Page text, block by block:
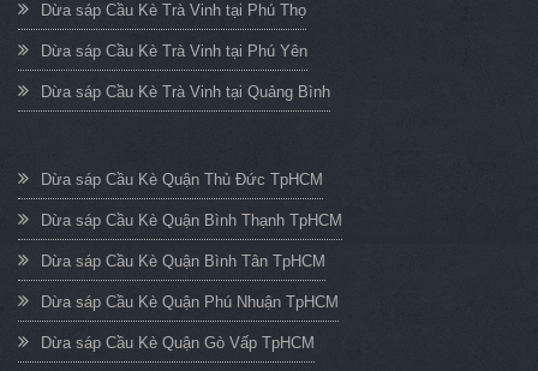
Dừa sáp Cầu Kè Trà Vinh tại Phú Thọ
Dừa sáp Cầu Kè Trà Vinh tại Phú Yên
Dừa sáp Cầu Kè Trà Vinh tại Quảng Bình
Dừa sáp Cầu Kè Quận Thủ Đức TpHCM
Dừa sáp Cầu Kè Quận Bình Thạnh TpHCM
Dừa sáp Cầu Kè Quận Bình Tân TpHCM
Dừa sáp Cầu Kè Quận Phú Nhuận TpHCM
Dừa sáp Cầu Kè Quận Gò Vấp TpHCM